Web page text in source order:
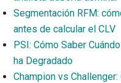
Segmentación RFM:
antes de calcular el CLV
PSI: Cómo Saber
ha Degradado
Champion vs